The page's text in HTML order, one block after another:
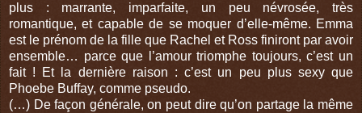
plus : marrante, imparfaite, un peu névrosée, très
romantique, et capable de se moquer d’elle-même. Emma
est le prénom de la fille que Rachel et Ross finiront par avoir
ensemble… parce que l’amour triomphe toujours, c’est un
fait ! Et la dernière raison : c’est un peu plus sexy que
Phoebe Buffay, comme pseudo.
(…) De façon générale, on peut dire qu’on partage la même